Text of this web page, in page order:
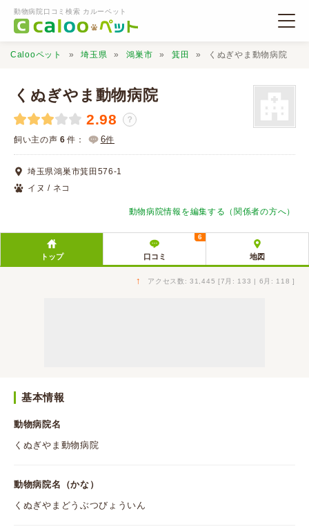
動物病院口コミ検索 カルーペット
動物病院検索
口コミ検索
口コミ投稿
Calooペット 埼玉県 鴻巣市 箕田 くぬぎやま動物病院
くぬぎやま動物病院
2.98 ？
飼い主の声 6 件： 6件
埼玉県鴻巣市箕田576-1
イヌ / ネコ
動物病院情報を編集する（関係者の方へ）
トップ 口コミ
6
地図
↑ アクセス数: 31,445 [7月: 133 | 6月: 118 ]
基本情報
動物病院名
くぬぎやま動物病院
動物病院名（かな）
くぬぎやまどうぶつびょういん